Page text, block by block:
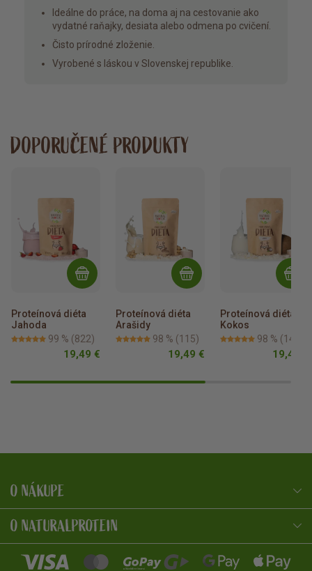
Ideálne do práce, na doma aj na cestovanie ako
vydatné raňajky, desiata alebo odmena po cvičení.
Čisto prírodné zloženie.
Vyrobené s láskou v Slovenskej republike.
DOPORUČENÉ PRODUKTY
Proteínová diéta
Jahoda
99 % (822)
19,49 €
Proteínová diéta
Arašidy
98 % (115)
19,49 €
Proteínová diéta
Kokos
98 % (148)
19,49 €
O NÁKUPE
O NATURALPROTEIN
NaturalProtein Poradca